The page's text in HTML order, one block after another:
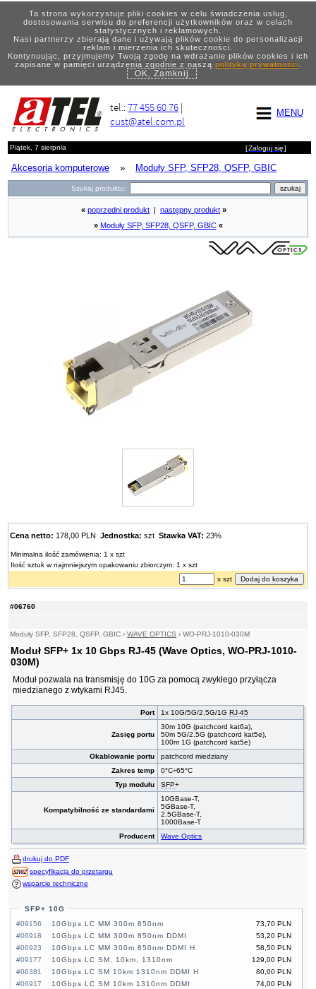
Ta strona wykorzystuje pliki cookies w celu świadczenia usług,
dostosowania serwisu do preferencji użytkowników oraz w celach
statystycznych i reklamowych.
Nasi partnerzy zbierają dane i używają plików cookie do personalizacji
reklam i mierzenia ich skuteczności.
Kontynuując, przyjmujemy Twoją zgodę na wdrażanie plików cookies i ich
zapisane w pamięci urządzenia zgodnie z naszą polityką prywatności.
OK, Zamknij
MENU
tel.:77 455 60 76 |
cust@atel.com.pl
Piątek, 7 sierpnia [Zaloguj się]
Akcesoria komputerowe » Moduły SFP, SFP28, QSFP, GBIC
Szukaj produktu:
#06760
Moduły SFP, SFP28, QSFP, GBIC ›WAVE OPTICS ›WO-PRJ-1010-030M
Moduł SFP+ 1x 10 Gbps RJ-45 (Wave Optics, WO-PRJ-1010-
030M)
Moduł pozwala na transmisję do 10G za pomocą zwykłego przyłącza
miedzianego z wtykami RJ45.
Port 1x 10G/5G/2.5G/1GRJ-45
Zasięg portu
30m 10G (patchcord kat6a),
50m 5G/2.5G (patchcord kat5e),
100m 1G (patchcord kat5e)
Okablowanie portu
patchcord miedziany
Zakres temp
0°C÷65°C
Typ modułu
SFP+
Kompatybilność ze standardami
10GBase-T,
5GBase-T,
2.5GBase-T,
1000Base-T
Producent
Wave Optics
drukuj do PDF
specyfikacja do przetargu
wsparcie techniczne
SFP+ 10G
#09156
73,70 PLN
10Gbps LC MM 300m 850nm
#06918
53,20 PLN
10Gbps LC MM 300m 850nm DDMI
#06923
58,50 PLN
10Gbps LC MM 300m 850nm DDMI H
#09177
129,00 PLN
10Gbps LC SM, 10km, 1310nm
#06381
80,00 PLN
10Gbps LC SM 10km 1310nm DDMI H
#06917
74,00 PLN
10Gbps LC SM 10km 1310nm DDMI
« poprzedni produkt następny produkt »
» Moduły SFP, SFP28, QSFP, GBIC «
Cena netto: 178,00 PLNJednostka: sztStawka VAT: 23%
Minimalna ilość zamówienia: 1 x szt
Ilość sztuk w najmniejszym opakowaniu zbiorczym: 1 x szt
x szt